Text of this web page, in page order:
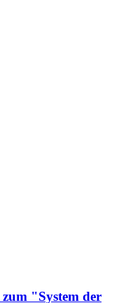
"System der